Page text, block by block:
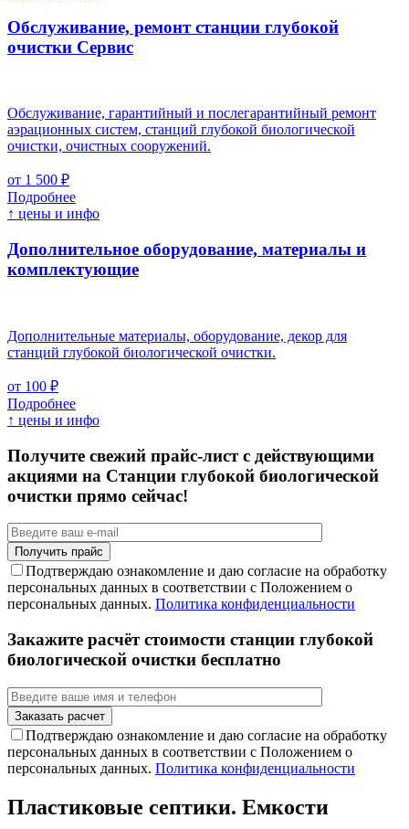
Обслуживание, ремонт станции глубокой
очистки Cервис
Обслуживание, гарантийный и послегарантийный ремонт
аэрационных систем, станций глубокой биологической
очистки, очистных сооружений.
от 1 500 ₽
Подробнее
↑ цены и инфо
Дополнительное оборудование, материалы и
комплектующие
Дополнительные материалы, оборудование, декор для
станций глубокой биологической очистки.
от 100 ₽
Подробнее
↑ цены и инфо
Получите свежий прайс-лист с действующими
акциями на Станции глубокой биологической
очистки прямо сейчас!
Подтверждаю ознакомление и даю согласие на обработку
персональных данных в соответствии с Положением о
персональных данных. Политика конфиденциальности
Закажите расчёт стоимости станции глубокой
биологической очистки бесплатно
Подтверждаю ознакомление и даю согласие на обработку
персональных данных в соответствии с Положением о
персональных данных. Политика конфиденциальности
Пластиковые септики. Емкости